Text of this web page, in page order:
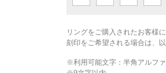
リングをご購入されたお客様
刻印をご希望される場合は、
※利用可能文字： 半角アルフ